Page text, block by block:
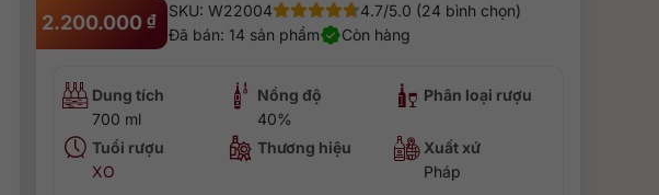
2.200.000 ₫ SKU: W22004
4.7/5.0 (24 bình chọn)
Đã bán: 14 sản phẩm
Còn hàng
Dung tích
700 ml
Nồng độ
40%
Phân loại rượu
Tuổi rượu
XO
Thương hiệu
Xuất xứ
Pháp